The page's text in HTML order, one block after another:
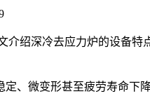
绍深冷去应力炉的设备
、微变形甚至疲劳寿命